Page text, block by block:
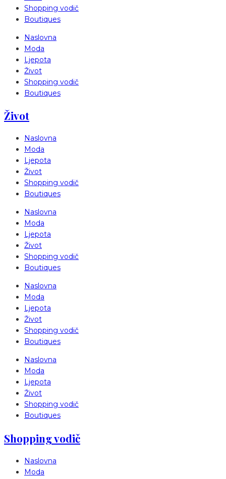
Shopping vodič
Boutiques
Naslovna
Moda
Ljepota
Život
Shopping vodič
Boutiques
Život
Naslovna
Moda
Ljepota
Život
Shopping vodič
Boutiques
Naslovna
Moda
Ljepota
Život
Shopping vodič
Boutiques
Naslovna
Moda
Ljepota
Život
Shopping vodič
Boutiques
Naslovna
Moda
Ljepota
Život
Shopping vodič
Boutiques
Shopping vodič
Naslovna
Moda